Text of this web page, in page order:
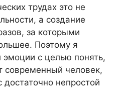
трудах это не
а создание
за которыми
Поэтому я
с целью понять,
человек,
непростой